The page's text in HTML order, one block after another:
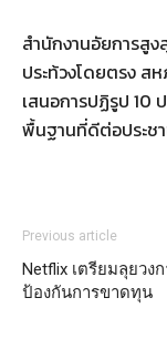
สำนักงานอัยการสู
ประท้วงโดยตรง ส
เสนอการปฏิรูป 10
พื้นฐานที่ดีต่อประช
Previous article
Netflix เตรียมลุยวง
ป้องกันการขาดทุน